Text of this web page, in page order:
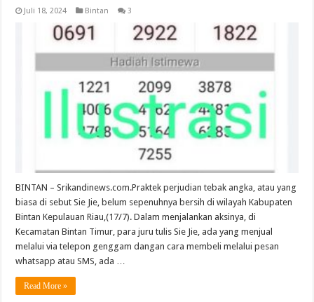
Juli 18, 2024 Bintan 3
BINTAN – Srikandinews.com.Praktek perjudian tebak angka, atau yang
biasa di sebut Sie Jie, belum sepenuhnya bersih di wilayah Kabupaten
Bintan Kepulauan Riau,(17/7). Dalam menjalankan aksinya, di
Kecamatan Bintan Timur, para juru tulis Sie Jie, ada yang menjual
melalui via telepon genggam dangan cara membeli melalui pesan
whatsapp atau SMS, ada …
Read More »